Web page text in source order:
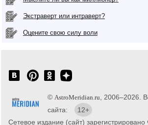
Экстраверт или интраверт?
Оцените свою силу воли
© AstroMeridian.ru , 2006–2026.
сайта:
12+
Сетевое издание (сайт)